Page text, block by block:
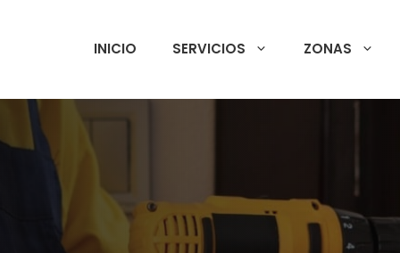
INICIO SERVICIOS ZONAS